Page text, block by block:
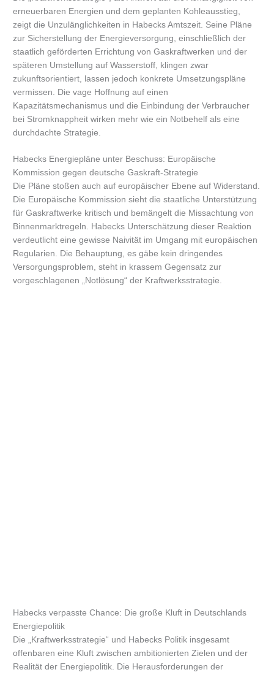
erneuerbaren Energien und dem geplanten Kohleausstieg,
zeigt die Unzulänglichkeiten in Habecks Amtszeit. Seine Pläne
zur Sicherstellung der Energieversorgung, einschließlich der
staatlich geförderten Errichtung von Gaskraftwerken und der
späteren Umstellung auf Wasserstoff, klingen zwar
zukunftsorientiert, lassen jedoch konkrete Umsetzungspläne
vermissen. Die vage Hoffnung auf einen
Kapazitätsmechanismus und die Einbindung der Verbraucher
bei Stromknappheit wirken mehr wie ein Notbehelf als eine
durchdachte Strategie.
Habecks Energiepläne unter Beschuss: Europäische
Kommission gegen deutsche Gaskraft-Strategie
Die Pläne stoßen auch auf europäischer Ebene auf Widerstand.
Die Europäische Kommission sieht die staatliche Unterstützung
für Gaskraftwerke kritisch und bemängelt die Missachtung von
Binnenmarktregeln. Habecks Unterschätzung dieser Reaktion
verdeutlicht eine gewisse Naivität im Umgang mit europäischen
Regularien. Die Behauptung, es gäbe kein dringendes
Versorgungsproblem, steht in krassem Gegensatz zur
vorgeschlagenen „Notlösung“ der Kraftwerksstrategie.
Habecks verpasste Chance: Die große Kluft in Deutschlands
Energiepolitik
Die „Kraftwerksstrategie“ und Habecks Politik insgesamt
offenbaren eine Kluft zwischen ambitionierten Zielen und der
Realität der Energiepolitik. Die Herausforderungen der